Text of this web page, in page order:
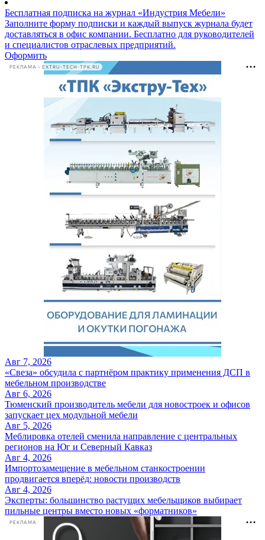
Бесплатная подписка на журнал «Индустрия Мебели»
Заполните форму подписки и каждый выпуск журнала будет
доставляться в офис компании. Бесплатно для руководителей
и специалистов отраслевых предприятий.
Оформить
РЕКЛАМА • EXTRU-TECH-TPK.RU
Авг 7, 2026
«Свеза» обсудила с партнёром практику применения ДСП в
мебельном производстве
Авг 6, 2026
Тюменский производитель мебели для новостроек и офисов
запускает цех модульной мебели
Авг 5, 2026
Меблировка отелей сменила направление с центральных
регионов на Юг и Северный Кавказ
Авг 4, 2026
Импортозамещение в мебельном станкостроении
продвигается вперёд: новости производств
Авг 4, 2026
Эксперты: большинство растущих мебельщиков выбирает
пильные центры вместо новых «форматников»
РЕКЛАМА